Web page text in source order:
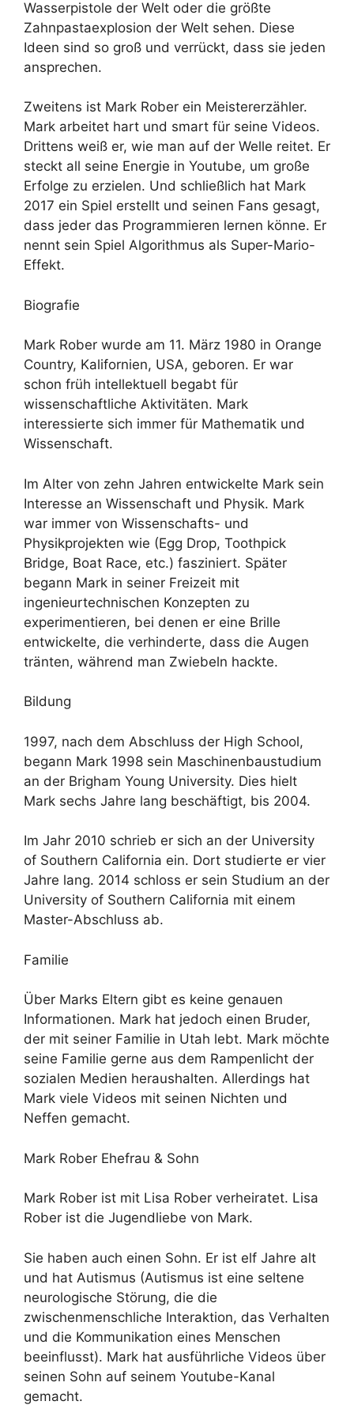
Wasserpistole der Welt oder die größte
Zahnpastaexplosion der Welt sehen. Diese
Ideen sind so groß und verrückt, dass sie jeden
ansprechen.
Zweitens ist Mark Rober ein Meistererzähler.
Mark arbeitet hart und smart für seine Videos.
Drittens weiß er, wie man auf der Welle reitet. Er
steckt all seine Energie in Youtube, um große
Erfolge zu erzielen. Und schließlich hat Mark
2017 ein Spiel erstellt und seinen Fans gesagt,
dass jeder das Programmieren lernen könne. Er
nennt sein Spiel Algorithmus als Super-Mario-
Effekt.
Biografie
Mark Rober wurde am 11. März 1980 in Orange
Country, Kalifornien, USA, geboren. Er war
schon früh intellektuell begabt für
wissenschaftliche Aktivitäten. Mark
interessierte sich immer für Mathematik und
Wissenschaft.
Im Alter von zehn Jahren entwickelte Mark sein
Interesse an Wissenschaft und Physik. Mark
war immer von Wissenschafts- und
Physikprojekten wie (Egg Drop, Toothpick
Bridge, Boat Race, etc.) fasziniert. Später
begann Mark in seiner Freizeit mit
ingenieurtechnischen Konzepten zu
experimentieren, bei denen er eine Brille
entwickelte, die verhinderte, dass die Augen
tränten, während man Zwiebeln hackte.
Bildung
1997, nach dem Abschluss der High School,
begann Mark 1998 sein Maschinenbaustudium
an der Brigham Young University. Dies hielt
Mark sechs Jahre lang beschäftigt, bis 2004.
Im Jahr 2010 schrieb er sich an der University
of Southern California ein. Dort studierte er vier
Jahre lang. 2014 schloss er sein Studium an der
University of Southern California mit einem
Master-Abschluss ab.
Familie
Über Marks Eltern gibt es keine genauen
Informationen. Mark hat jedoch einen Bruder,
der mit seiner Familie in Utah lebt. Mark möchte
seine Familie gerne aus dem Rampenlicht der
sozialen Medien heraushalten. Allerdings hat
Mark viele Videos mit seinen Nichten und
Neffen gemacht.
Mark Rober Ehefrau & Sohn
Mark Rober ist mit Lisa Rober verheiratet. Lisa
Rober ist die Jugendliebe von Mark.
Sie haben auch einen Sohn. Er ist elf Jahre alt
und hat Autismus (Autismus ist eine seltene
neurologische Störung, die die
zwischenmenschliche Interaktion, das Verhalten
und die Kommunikation eines Menschen
beeinflusst). Mark hat ausführliche Videos über
seinen Sohn auf seinem Youtube-Kanal
gemacht.